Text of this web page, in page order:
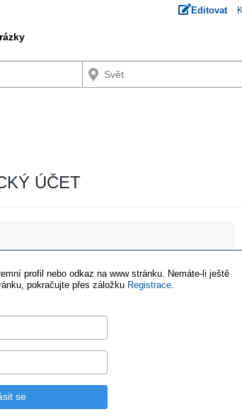
Editovat
ÚČET
profil nebo odkaz na www stránku. Nemáte-li ještě
pokračujte přes záložku Registrace